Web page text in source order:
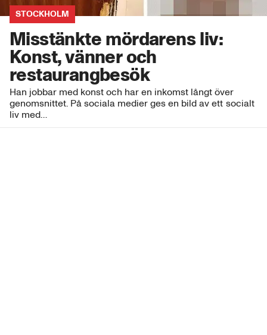
STOCKHOLM
Misstänkte mördarens liv:
Konst, vänner och
restaurangbesök
Han jobbar med konst och har en inkomst långt över
genomsnittet. På sociala medier ges en bild av ett socialt
liv med…